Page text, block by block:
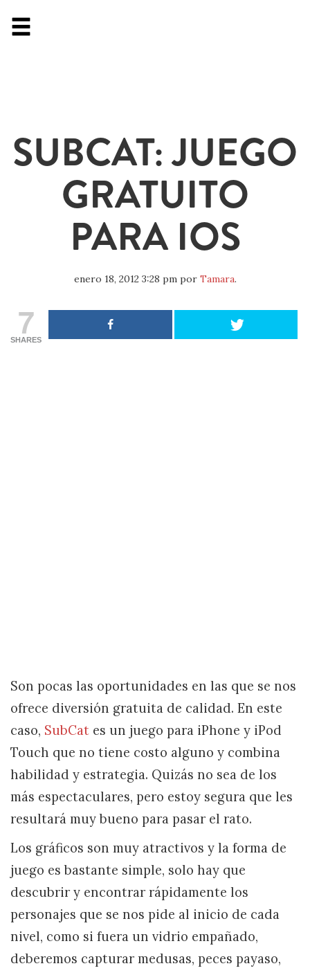
SUBCAT: JUEGO
GRATUITO
PARA IOS
enero 18, 2012 3:28 pmpor Tamara.
7
SHARES
Son pocas las oportunidades en las que se nos
ofrece diversión gratuita de calidad. En este
caso, SubCat es un juego para iPhone y iPod
Touch que no tiene costo alguno y combina
habilidad y estrategia. Quizás no sea de los
más espectaculares, pero estoy segura que les
resultará muy bueno para pasar el rato.
Los gráficos son muy atractivos y la forma de
juego es bastante simple, solo hay que
descubrir y encontrar rápidamente los
personajes que se nos pide al inicio de cada
nivel, como si fuera un vidrio empañado,
deberemos capturar medusas, peces payaso,